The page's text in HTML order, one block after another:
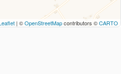
| ©OpenStreetMapcontributors ©CARTO